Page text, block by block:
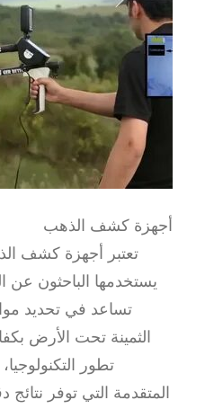
أجهزة كشف الذهب
تعتبر أجهزة كشف
يستخدمها الباحثون عن
تساعد في تحديد
الثمينة تحت الأرض
تطور
المتقدمة التي توفر